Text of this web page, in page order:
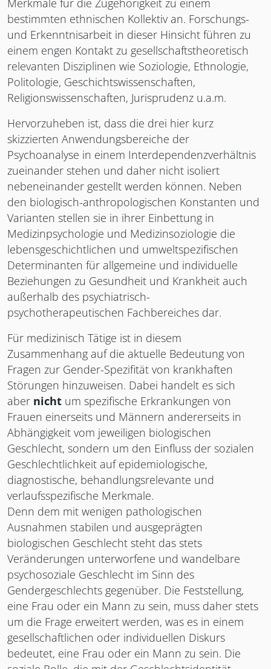
Merkmale für die Zugehörigkeit zu einem
bestimmten ethnischen Kollektiv an. Forschungs-
und Erkenntnisarbeit in dieser Hinsicht führen zu
einem engen Kontakt zu gesellschaftstheoretisch
relevanten Disziplinen wie Soziologie, Ethnologie,
Politologie, Geschichtswissenschaften,
Religionswissenschaften, Jurisprudenz u.a.m.
Hervorzuheben ist, dass die drei hier kurz
skizzierten Anwendungsbereiche der
Psychoanalyse in einem Interdependenzverhältnis
zueinander stehen und daher nicht isoliert
nebeneinander gestellt werden können. Neben
den biologisch-anthropologischen Konstanten und
Varianten stellen sie in ihrer Einbettung in
Medizinpsychologie und Medizinsoziologie die
lebensgeschichtlichen und umweltspezifischen
Determinanten für allgemeine und individuelle
Beziehungen zu Gesundheit und Krankheit auch
außerhalb des psychiatrisch-
psychotherapeutischen Fachbereiches dar.
Für medizinisch Tätige ist in diesem
Zusammenhang auf die aktuelle Bedeutung von
Fragen zur Gender-Spezifität von krankhaften
Störungen hinzuweisen. Dabei handelt es sich
aber nicht um spezifische Erkrankungen von
Frauen einerseits und Männern andererseits in
Abhängigkeit vom jeweiligen biologischen
Geschlecht, sondern um den Einfluss der sozialen
Geschlechtlichkeit auf epidemiologische,
diagnostische, behandlungsrelevante und
verlaufsspezifische Merkmale.
Denn dem mit wenigen pathologischen
Ausnahmen stabilen und ausgeprägten
biologischen Geschlecht steht das stets
Veränderungen unterworfene und wandelbare
psychosoziale Geschlecht im Sinn des
Gendergeschlechts gegenüber. Die Feststellung,
eine Frau oder ein Mann zu sein, muss daher stets
um die Frage erweitert werden, was es in einem
gesellschaftlichen oder individuellen Diskurs
bedeutet, eine Frau oder ein Mann zu sein. Die